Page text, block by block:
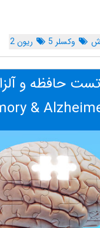
وکسلر 5 ریون 2
تست حافظه و
&